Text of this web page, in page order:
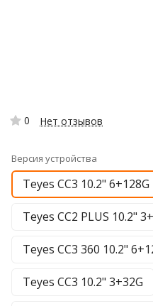
0 Нет отзывов
Версия устройства
Teyes CC3 10.2" 6+128G
Teyes CC2 PLUS 10.2"
Teyes CC3 360 10.2"
Teyes CC3 10.2" 3+32G